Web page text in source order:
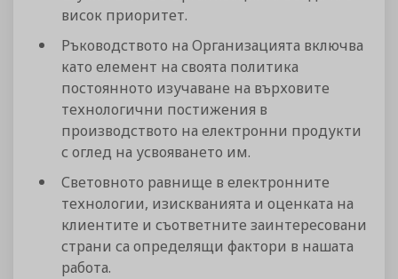
висок приоритет.
Ръководството на Организацията включва
като елемент на своята политика
постоянното изучаване на върховите
технологични постижения в
производството на електронни продукти
с оглед на усвояването им.
Световното равнище в електронните
технологии, изискванията и оценката на
клиентите и съответните заинтересовани
страни са определящи фактори в нашата
работа.